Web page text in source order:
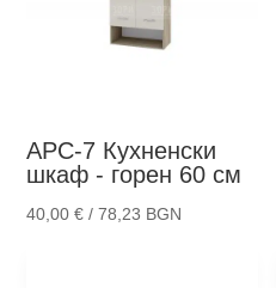
АРС-7 Кухненски
шкаф - горен 60 см
40,00€ / 78,23 BGN